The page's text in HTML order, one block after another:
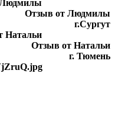
Отзыв от Людмилы
г.Сургут
Отзыв от Натальи
г. Тюмень